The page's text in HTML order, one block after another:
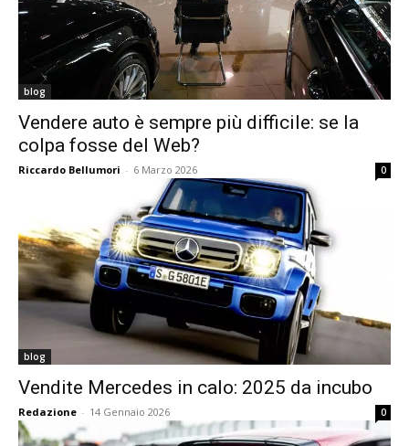
blog
Vendere auto è sempre più difficile: se la
colpa fosse del Web?
Riccardo Bellumori - 6 Marzo 2026 0
blog
Vendite Mercedes in calo: 2025 da incubo
Redazione - 14 Gennaio 2026 0